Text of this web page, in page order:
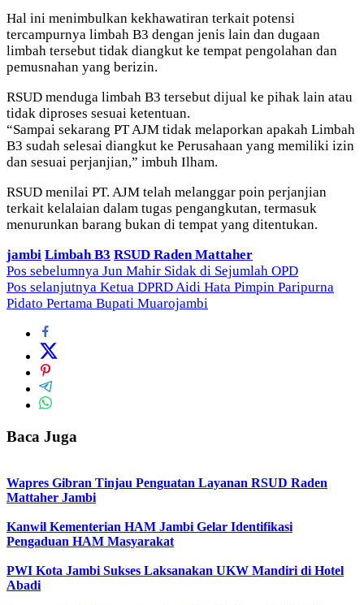
Hal ini menimbulkan kekhawatiran terkait potensi
tercampurnya limbah B3 dengan jenis lain dan dugaan
limbah tersebut tidak diangkut ke tempat pengolahan dan
pemusnahan yang berizin.
RSUD menduga limbah B3 tersebut dijual ke pihak lain atau
tidak diproses sesuai ketentuan.
“Sampai sekarang PT AJM tidak melaporkan apakah Limbah
B3 sudah selesai diangkut ke Perusahaan yang memiliki izin
dan sesuai perjanjian,” imbuh Ilham.
RSUD menilai PT. AJM telah melanggar poin perjanjian
terkait kelalaian dalam tugas pengangkutan, termasuk
menurunkan barang bukan di tempat yang ditentukan.
jambi Limbah B3 RSUD Raden Mattaher
Navigasi
pos
Pos sebelumnya Jun Mahir Sidak di Sejumlah OPD
Pos selanjutnya Ketua DPRD Aidi Hata Pimpin Paripurna
Pidato Pertama Bupati Muarojambi
Baca Juga
Wapres Gibran Tinjau Penguatan Layanan RSUD Raden
Mattaher Jambi
Kanwil Kementerian HAM Jambi Gelar Identifikasi
Pengaduan HAM Masyarakat
PWI Kota Jambi Sukses Laksanakan UKW Mandiri di Hotel
Abadi